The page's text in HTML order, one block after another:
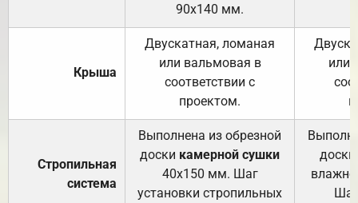
90х140 мм.
Крыша
Двускатная, ломаная
или вальмовая в
соответствии с
проектом.
или
Стропильная
система
Выполнена из обрезной
доски камерной сушки
40х150 мм. Шаг
установки стропильных
доски